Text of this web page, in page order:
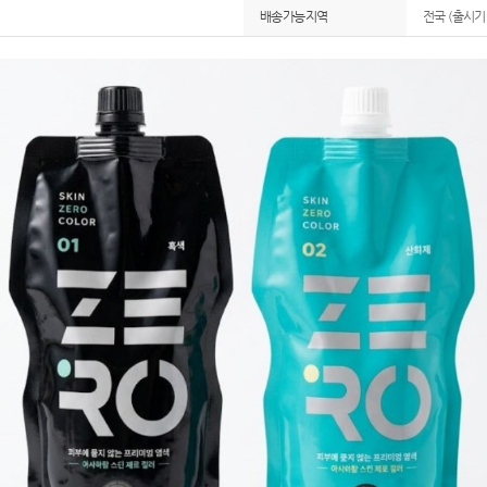
배송가능지역 전국 (출시